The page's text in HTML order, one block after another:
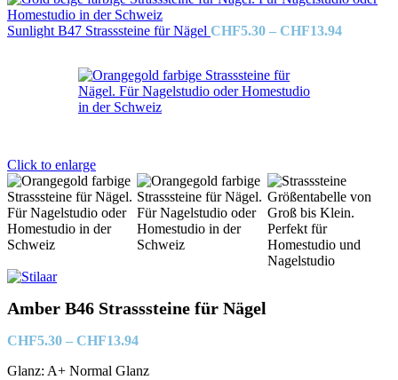
Sunlight B47 Strasssteine für Nägel CHF5.30 – CHF13.94Price
Click to enlarge
Amber B46 Strasssteine für Nägel
CHF5.30 – CHF13.94Price
CHF5.30
Glanz: A+ Normal Glanz